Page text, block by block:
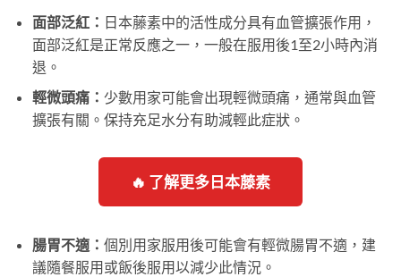
面部泛紅： 日本藤素中的活性成分具有血管擴張作用，
面部泛紅是正常反應之一，一般在服用後1至2小時內消
退。
輕微頭痛： 少數用家可能會出現輕微頭痛，通常與血管
擴張有關。保持充足水分有助減輕此症狀。
🔥 了解更多日本藤素
腸胃不適： 個別用家服用後可能會有輕微腸胃不適，建
議隨餐服用或飯後服用以減少此情況。